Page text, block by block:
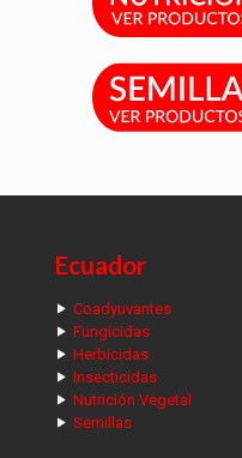
Ecuador
Coadyuvantes
Fungicidas
Herbicidas
Insecticidas
Nutrición Vegetal
Semillas